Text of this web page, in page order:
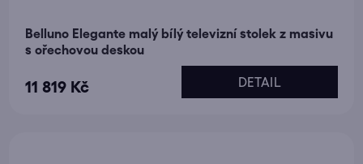
Belluno Elegante malý bílý televizní stolek z masivu
s ořechovou deskou
11 819 Kč DETAIL